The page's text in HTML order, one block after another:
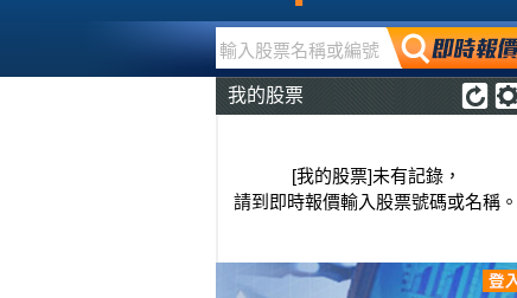
輸入股票名稱或編號
我的股票
[我的股票]未有記錄，
請到即時報價輸入股票號碼或名稱。